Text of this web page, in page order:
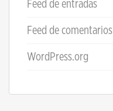
Feed de entradas
Feed de comentarios
WordPress.org